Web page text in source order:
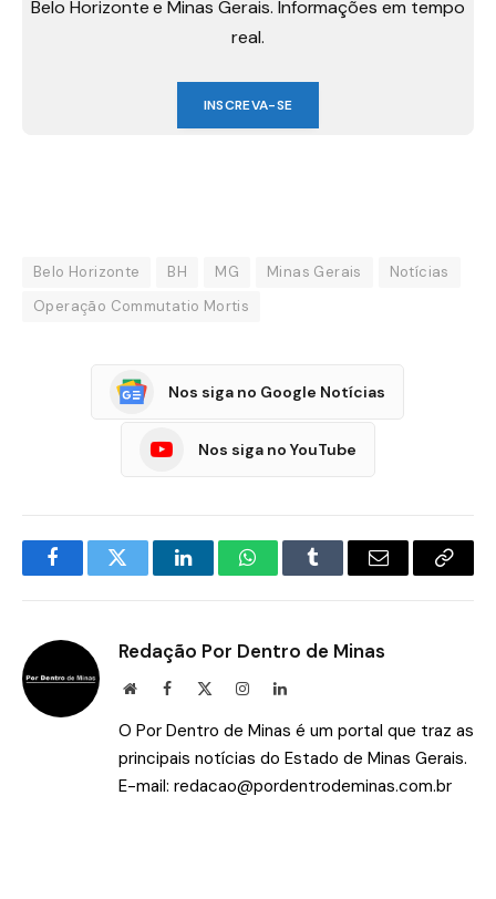
Belo Horizonte e Minas Gerais. Informações em tempo
real.
INSCREVA-SE
Belo Horizonte BH MG Minas Gerais
Notícias
Operação Commutatio Mortis
Nos siga no Google Notícias
Nos siga no YouTube
FacebookTwitter LinkedInWhatsAppTumblr E-
Copiar
Redação Por Dentro de Minas
Site Facebook InstagramLinkedIn
O Por Dentro de Minas é um portal que traz as
principais notícias do Estado de Minas Gerais.
E-mail: redacao@pordentrodeminas.com.br